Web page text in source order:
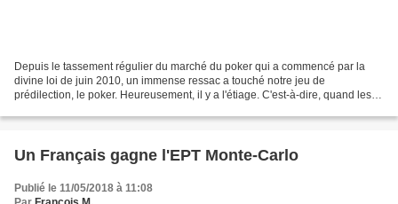
Depuis le tassement régulier du marché du poker qui a commencé par la
divine loi de juin 2010, un immense ressac a touché notre jeu de
prédilection, le poker. Heureusement, il y a l'étiage. C'est-à-dire, quand les
Un Français gagne l'EPT Monte-Carlo
Publié le 11/05/2018 à 11:08